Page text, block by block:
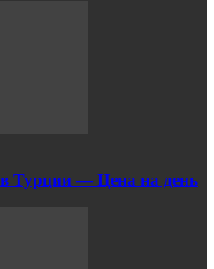
Турции — Цена на день